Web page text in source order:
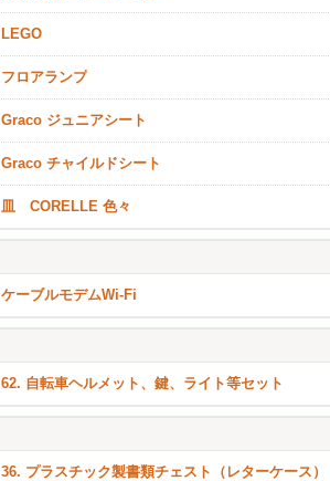
LEGO
フロアランプ
Graco ジュニアシート
Graco チャイルドシート
皿 CORELLE 色々
ケーブルモデムWi-Fi
62. 自転車ヘルメット、鍵、ライト等セット
36. プラスチック製書類チェスト（レターケース）